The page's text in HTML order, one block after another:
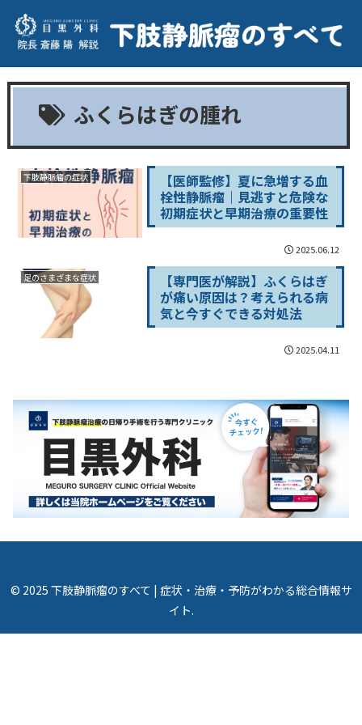
ふくらはぎの腫れ
下肢静脈瘤の症状
【医師監修】夏に急増する血
栓性静脈瘤｜見逃すと危険な
初期症状と早期治療の重要性
2025.06.12
足のさまざまな症状
【専門医が解説】ふくらはぎ
が痛い原因は？考えられる病
気と今すぐできる対処法
2025.04.11
© 2025 下肢静脈瘤のすべて | 症状・治療・予防がわかる総合情報サ
イト.